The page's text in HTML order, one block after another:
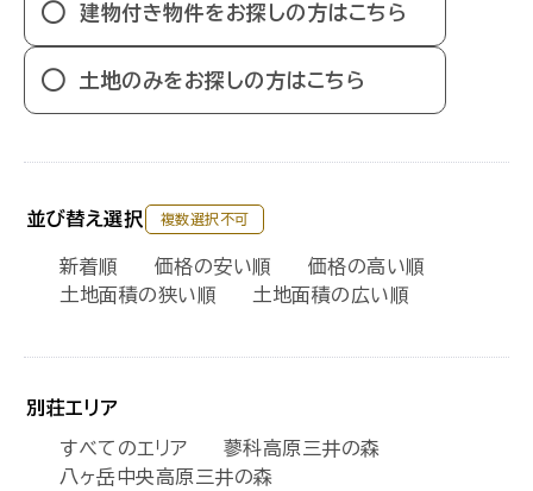
建物付き物件をお探しの方はこちら
土地のみをお探しの方はこちら
並び替え選択 複数選択不可
新着順 価格の安い順
価格の高い順
土地面積の狭い順
土地面積の広い順
別荘エリア
すべてのエリア
蓼科高原三井の森
八ヶ岳中央高原三井の森